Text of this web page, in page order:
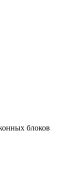
блоков